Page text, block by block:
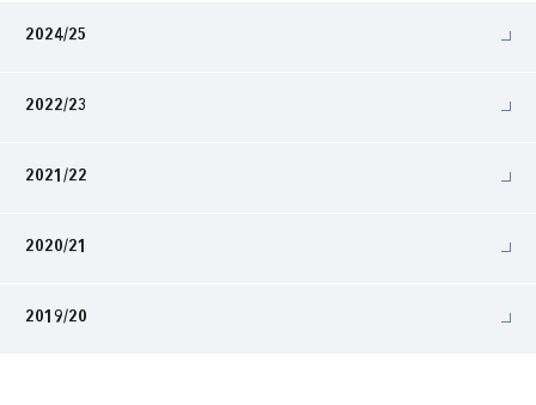
2024/25
2022/23
2021/22
2020/21
2019/20